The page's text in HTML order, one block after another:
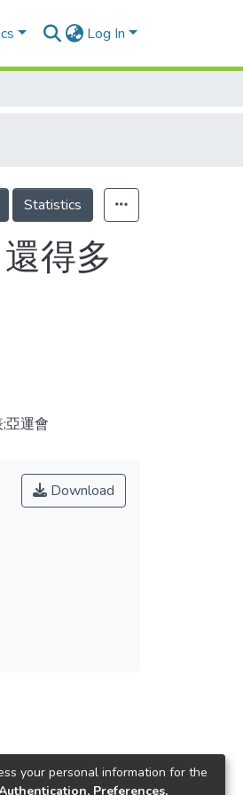
Log In
Statistics
得多
亞運會
Download
your personal information for the
Preferences,